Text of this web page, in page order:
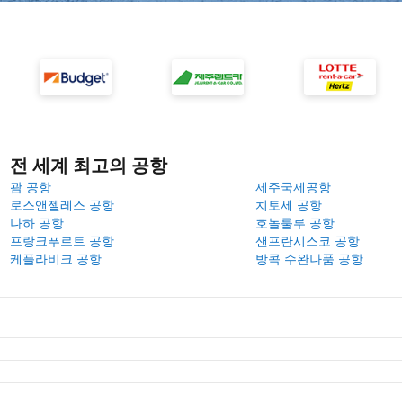
전 세계 최고의 공항
괌 공항
제주국제공항
로스앤젤레스 공항
치토세 공항
나하 공항
호놀룰루 공항
프랑크푸르트 공항
샌프란시스코 공항
케플라비크 공항
방콕 수완나품 공항